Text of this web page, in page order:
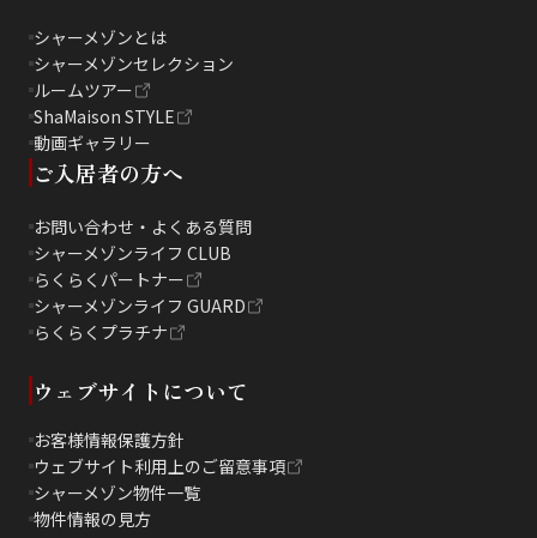
シャーメゾンとは
シャーメゾンセレクション
ルームツアー
ShaMaison STYLE
動画ギャラリー
ご入居者の方へ
お問い合わせ・よくある質問
シャーメゾンライフ CLUB
らくらくパートナー
シャーメゾンライフ GUARD
らくらくプラチナ
ウェブサイトについて
お客様情報保護方針
ウェブサイト利用上のご留意事項
シャーメゾン物件一覧
物件情報の見方